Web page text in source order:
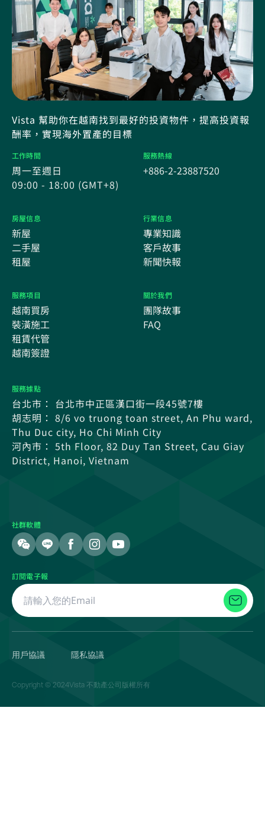
Vista 幫助你在越南找到最好的投資物件，提高投資報
酬率，實現海外置產的目標
工作時間
周一至週日
09:00 - 18:00 (GMT+8)
服務熱線
+886-2-23887520
房屋信息
新屋
二手屋
租屋
行業信息
專業知識
客戶故事
新聞快報
服務項目
越南買房
裝潢施工
租賃代管
越南簽證
關於我們
團隊故事
FAQ
服務據點
台北市： 台北市中正區漢口街一段45號7樓
胡志明： 8/6 vo truong toan street, An Phu ward,
Thu Duc city, Ho Chi Minh City
河內市： 5th Floor, 82 Duy Tan Street, Cau Giay
District, Hanoi, Vietnam
社群軟體
訂閱電子報
Copyright © 2024Vista 不動產公司版權所有
用戶協議 隱私協議